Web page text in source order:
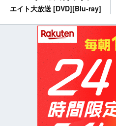
エイト大放送 [DVD][Blu-ray]